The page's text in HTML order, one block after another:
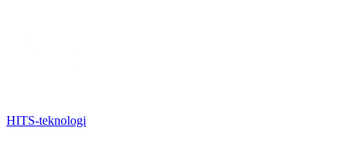
HITS-teknologi